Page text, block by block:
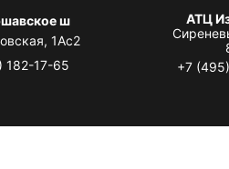
ш
1Ас2
182-17-65
АТЦ
+7